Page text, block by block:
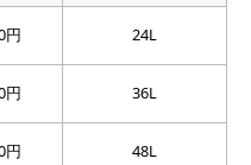
円 24L
円 36L
円 48L